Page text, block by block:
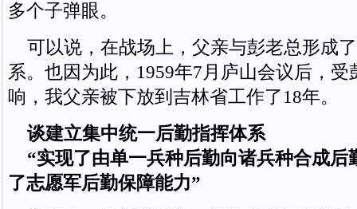
多个子弹眼。
可以说，在战场上，父亲与彭老总形成
系。也因为此，1959年7月庐山会议后，受
响，我父亲被下放到吉林省工作了18年。
谈建立集中统一后勤指挥体系
“实现了由单一兵种后勤向诸兵种合成后
了志愿军后勤保障能力”